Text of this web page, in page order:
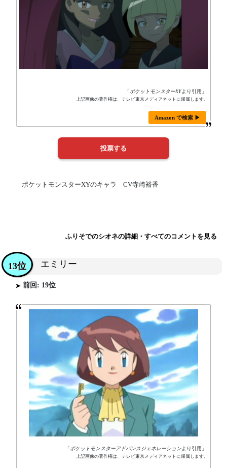
「ポケットモンスターXYより引用」
上記画像の著作権は、テレビ東京メディアネットに帰属します。
Amazon で検索 ▶
ポケットモンスターXYのキャラ CV寺崎裕香
ふりそでのシオネの詳細・すべてのコメントを見る
エミリー
13位
前回: 19位
「ポケットモンスターアドバンスジェネレーションより引用」
上記画像の著作権は、テレビ東京メディアネットに帰属します。